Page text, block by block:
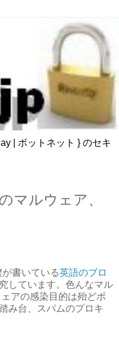
| ボットネット } のセキ
マルウェア、
書いている英語のブロ
しています。色んなマル
アの感染目的は殆どボ
み台、スパムのプロキ